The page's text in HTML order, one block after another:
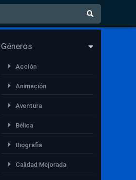
Géneros
Acción
Animación
Aventura
Bélica
Biografia
Calidad Mejorada